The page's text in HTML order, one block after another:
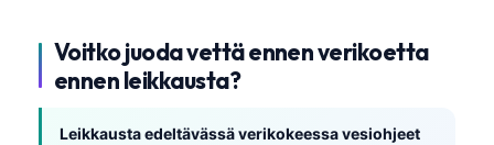
Voitko juoda vettä ennen verikoetta
ennen leikkausta?
Leikkausta edeltävässä verikokeessa vesiohjeet
Հայերեն
Íslenska